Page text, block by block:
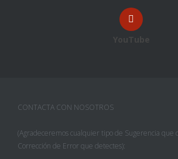
YouTube
CONTACTA CON NOSOTROS
(Agradeceremos cualquier tipo de Sugerencia que
Corrección de Error que detectes):